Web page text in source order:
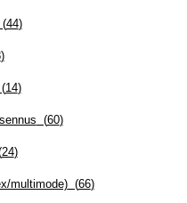
44)
)
14)
(60)
24)
multimode)(66)